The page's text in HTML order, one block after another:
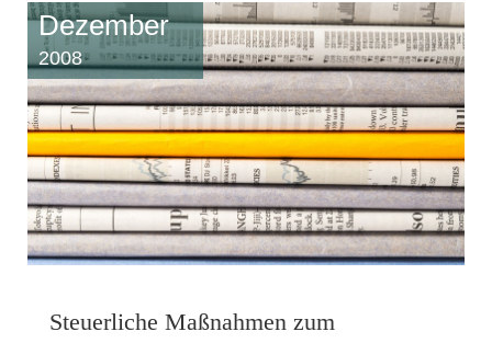
Dezember
2008
Steuerliche Maßnahmen zum